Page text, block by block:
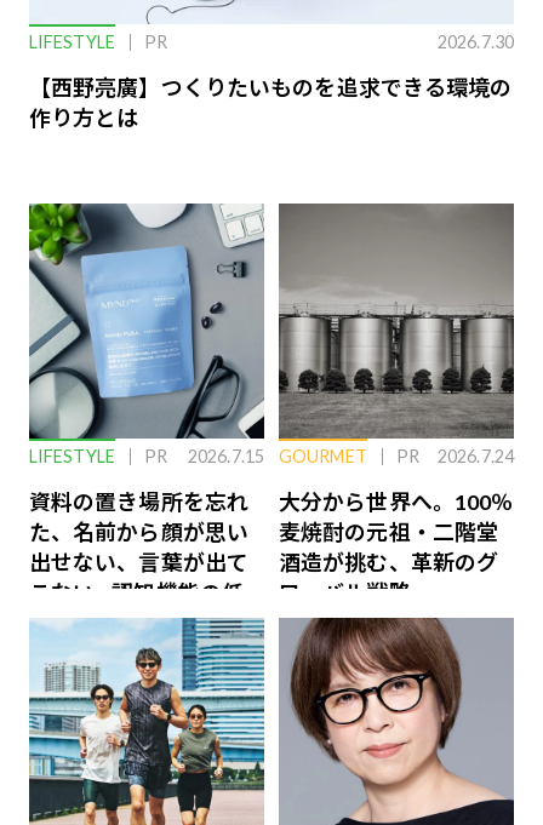
LIFESTYLE PR 2026.7.30
【西野亮廣】つくりたいものを追求できる環境の
作り方とは
LIFESTYLE PR 2026.7.15
資料の置き場所を忘れ
た、名前から顔が思い
出せない、言葉が出て
こない…認知機能の低
下を救う、脳のインナ
ーケアとは
GOURMET PR 2026.7.24
大分から世界へ。100％
麦焼酎の元祖・二階堂
酒造が挑む、革新のグ
ローバル戦略